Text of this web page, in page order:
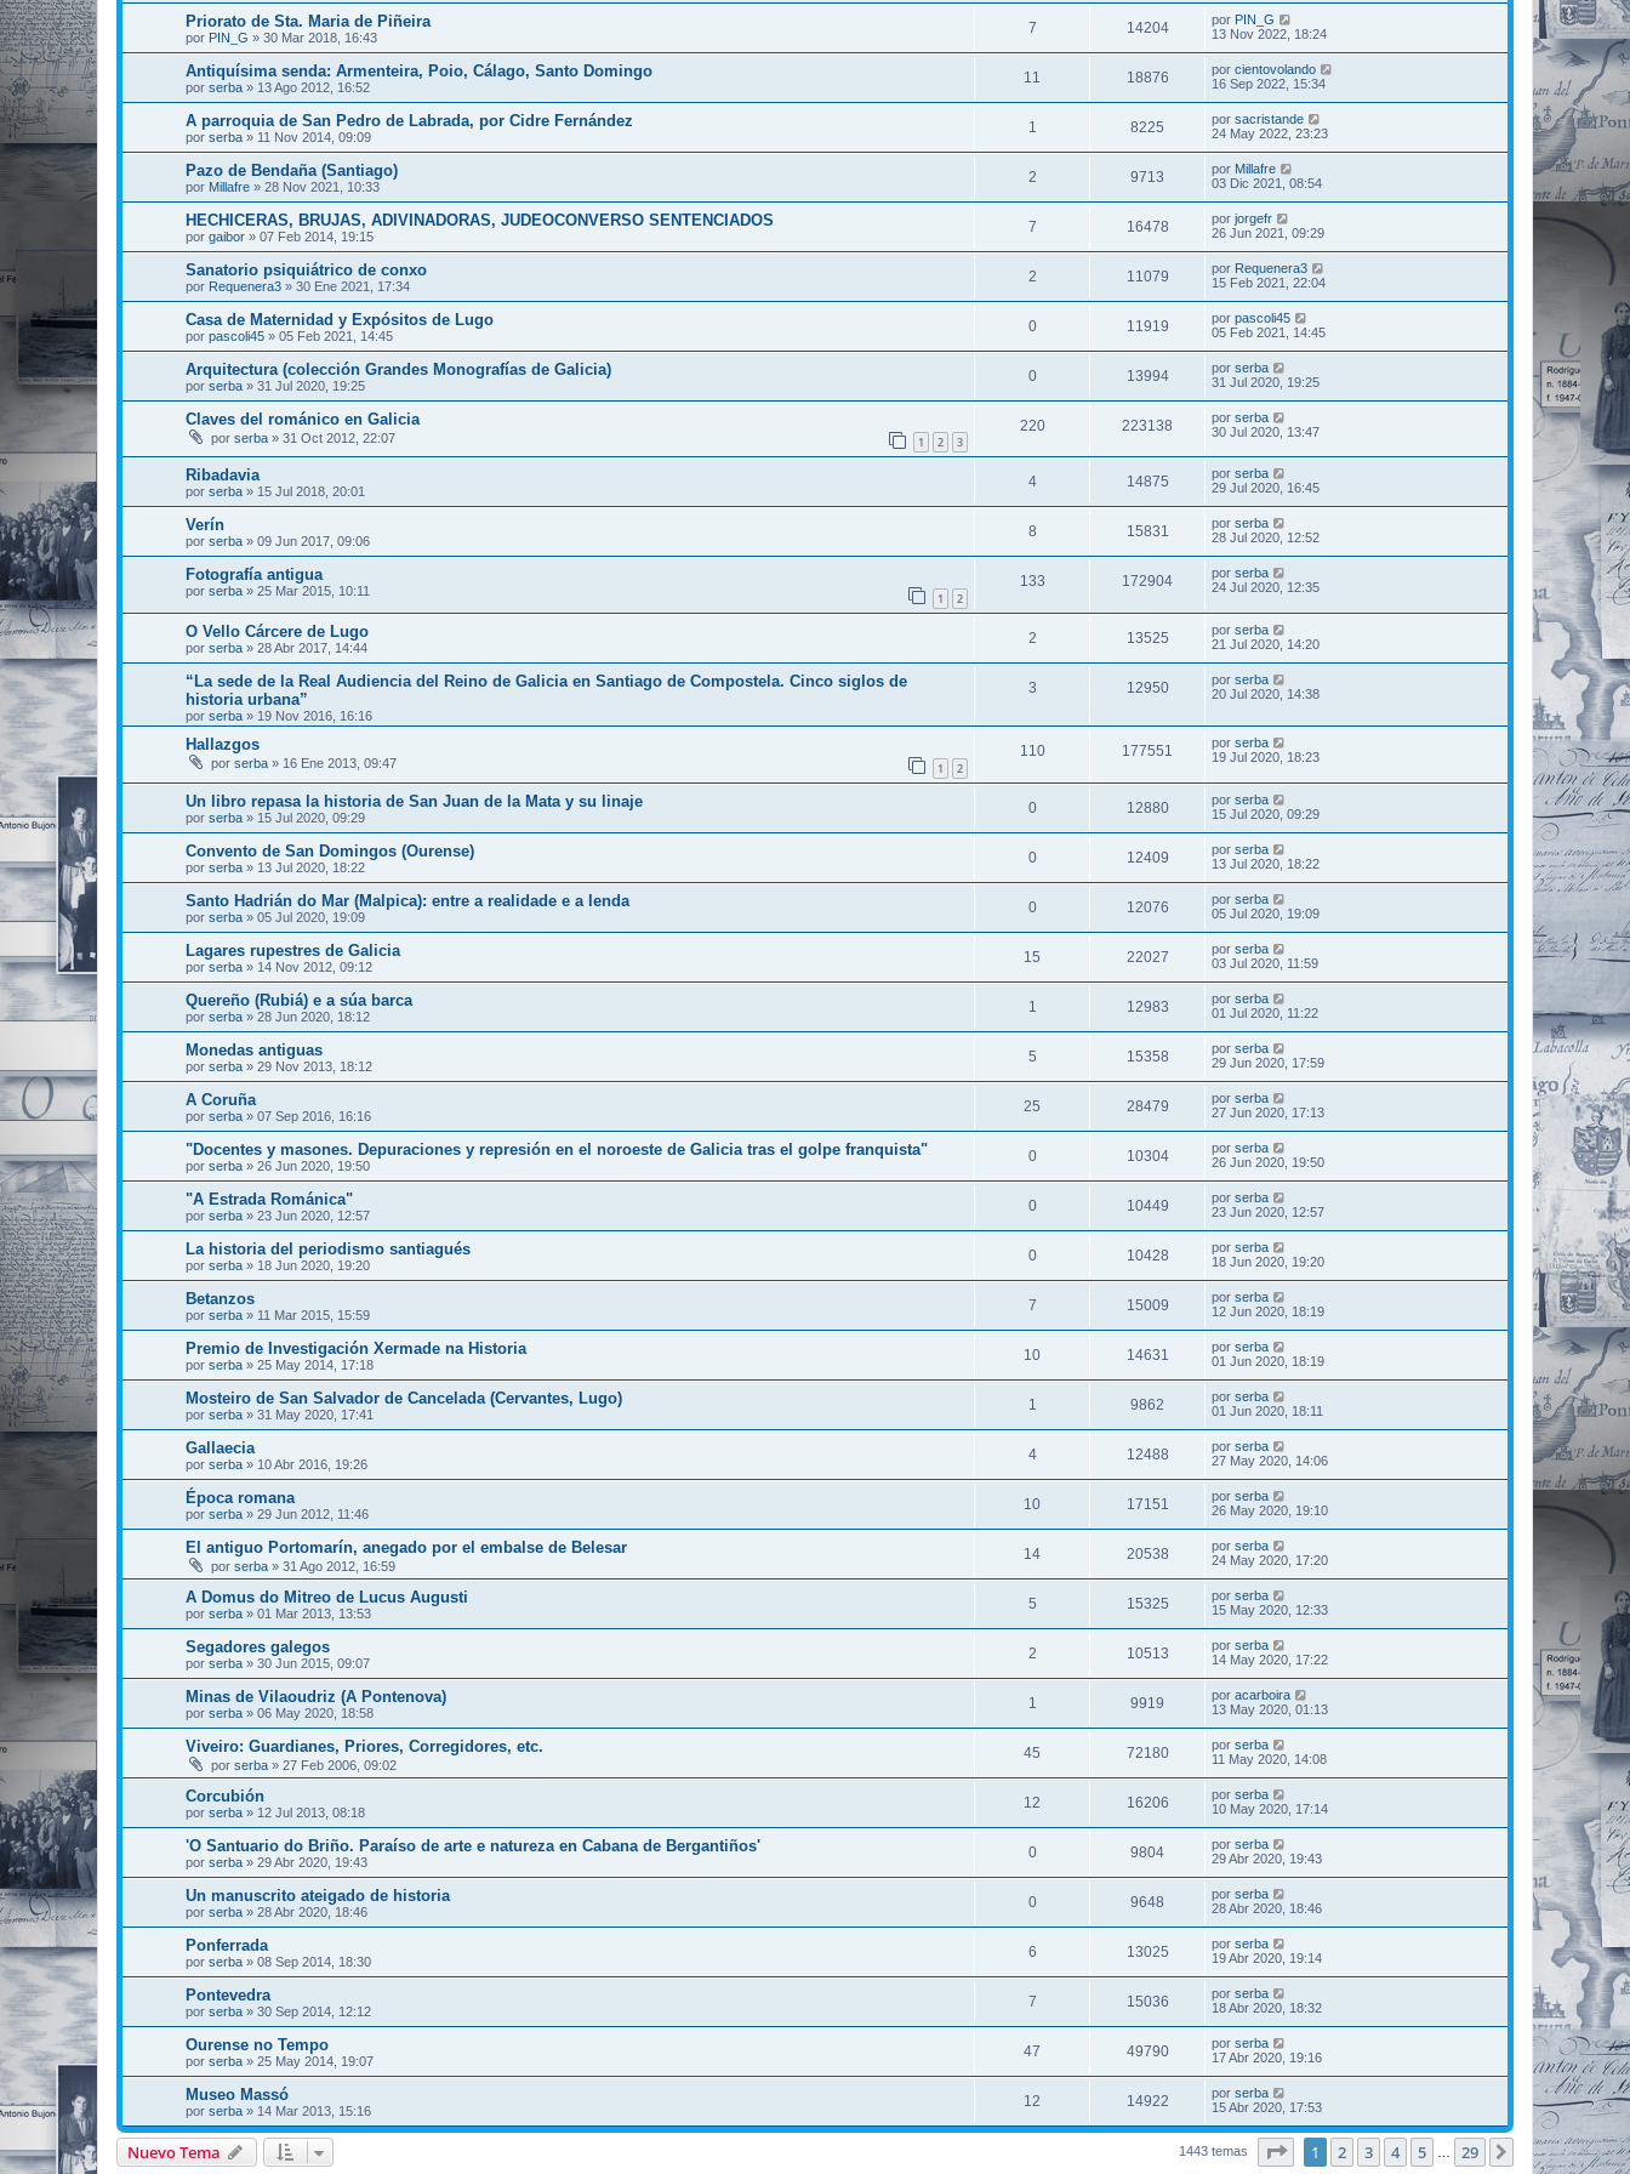
Priorato de Sta. Maria de Piñeira
por PIN_G » 30 Mar 2018, 16:43
7 14204 por PIN_G
13 Nov 2022, 18:24
Antiquísima senda: Armenteira, Poio, Cálago, Santo Domingo
por serba » 13 Ago 2012, 16:52
11 18876 por cientovolando
16 Sep 2022, 15:34
A parroquia de San Pedro de Labrada, por Cidre Fernández
por serba » 11 Nov 2014, 09:09
1 8225 por sacristande
24 May 2022, 23:23
Pazo de Bendaña (Santiago)
por Millafre » 28 Nov 2021, 10:33
2 9713 por Millafre
03 Dic 2021, 08:54
HECHICERAS, BRUJAS, ADIVINADORAS, JUDEOCONVERSO SENTENCIADOS
por gaibor » 07 Feb 2014, 19:15
7 16478 por jorgefr
26 Jun 2021, 09:29
Sanatorio psiquiátrico de conxo
por Requenera3 » 30 Ene 2021, 17:34
2 11079 por Requenera3
15 Feb 2021, 22:04
Casa de Maternidad y Expósitos de Lugo
por pascoli45 » 05 Feb 2021, 14:45
0 11919 por pascoli45
05 Feb 2021, 14:45
Arquitectura (colección Grandes Monografías de Galicia)
por serba » 31 Jul 2020, 19:25
0 13994 por serba
31 Jul 2020, 19:25
Claves del románico en Galicia
por serba » 31 Oct 2012, 22:07 1 2 3
220 223138 por serba
30 Jul 2020, 13:47
Ribadavia
por serba » 15 Jul 2018, 20:01
4 14875 por serba
29 Jul 2020, 16:45
Verín
por serba » 09 Jun 2017, 09:06
8 15831 por serba
28 Jul 2020, 12:52
Fotografía antigua
por serba » 25 Mar 2015, 10:11 1 2
133 172904 por serba
24 Jul 2020, 12:35
O Vello Cárcere de Lugo
por serba » 28 Abr 2017, 14:44
2 13525 por serba
21 Jul 2020, 14:20
“La sede de la Real Audiencia del Reino de Galicia en Santiago de Compostela. Cinco siglos de
historia urbana”
por serba » 19 Nov 2016, 16:16
3 12950 por serba
20 Jul 2020, 14:38
Hallazgos
por serba » 16 Ene 2013, 09:47 1 2
110 177551 por serba
19 Jul 2020, 18:23
Un libro repasa la historia de San Juan de la Mata y su linaje
por serba » 15 Jul 2020, 09:29
0 12880 por serba
15 Jul 2020, 09:29
Convento de San Domingos (Ourense)
por serba » 13 Jul 2020, 18:22
0 12409 por serba
13 Jul 2020, 18:22
Santo Hadrián do Mar (Malpica): entre a realidade e a lenda
por serba » 05 Jul 2020, 19:09
0 12076 por serba
05 Jul 2020, 19:09
Lagares rupestres de Galicia
por serba » 14 Nov 2012, 09:12
15 22027 por serba
03 Jul 2020, 11:59
Quereño (Rubiá) e a súa barca
por serba » 28 Jun 2020, 18:12
1 12983 por serba
01 Jul 2020, 11:22
Monedas antiguas
por serba » 29 Nov 2013, 18:12
5 15358 por serba
29 Jun 2020, 17:59
A Coruña
por serba » 07 Sep 2016, 16:16
25 28479 por serba
27 Jun 2020, 17:13
"Docentes y masones. Depuraciones y represión en el noroeste de Galicia tras el golpe franquista"
por serba » 26 Jun 2020, 19:50
0 10304 por serba
26 Jun 2020, 19:50
"A Estrada Románica"
por serba » 23 Jun 2020, 12:57
0 10449 por serba
23 Jun 2020, 12:57
La historia del periodismo santiagués
por serba » 18 Jun 2020, 19:20
0 10428 por serba
18 Jun 2020, 19:20
Betanzos
por serba » 11 Mar 2015, 15:59
7 15009 por serba
12 Jun 2020, 18:19
Premio de Investigación Xermade na Historia
por serba » 25 May 2014, 17:18
10 14631 por serba
01 Jun 2020, 18:19
Mosteiro de San Salvador de Cancelada (Cervantes, Lugo)
por serba » 31 May 2020, 17:41
1 9862 por serba
01 Jun 2020, 18:11
Gallaecia
por serba » 10 Abr 2016, 19:26
4 12488 por serba
27 May 2020, 14:06
Época romana
por serba » 29 Jun 2012, 11:46
10 17151 por serba
26 May 2020, 19:10
El antiguo Portomarín, anegado por el embalse de Belesar
por serba » 31 Ago 2012, 16:59
14 20538 por serba
24 May 2020, 17:20
A Domus do Mitreo de Lucus Augusti
por serba » 01 Mar 2013, 13:53
5 15325 por serba
15 May 2020, 12:33
Segadores galegos
por serba » 30 Jun 2015, 09:07
2 10513 por serba
14 May 2020, 17:22
Minas de Vilaoudriz (A Pontenova)
por serba » 06 May 2020, 18:58
1 9919 por acarboira
13 May 2020, 01:13
Viveiro: Guardianes, Priores, Corregidores, etc.
por serba » 27 Feb 2006, 09:02
45 72180 por serba
11 May 2020, 14:08
Corcubión
por serba » 12 Jul 2013, 08:18
12 16206 por serba
10 May 2020, 17:14
'O Santuario do Briño. Paraíso de arte e natureza en Cabana de Bergantiños'
por serba » 29 Abr 2020, 19:43
0 9804 por serba
29 Abr 2020, 19:43
Un manuscrito ateigado de historia
por serba » 28 Abr 2020, 18:46
0 9648 por serba
28 Abr 2020, 18:46
Ponferrada
por serba » 08 Sep 2014, 18:30
6 13025 por serba
19 Abr 2020, 19:14
Pontevedra
por serba » 30 Sep 2014, 12:12
7 15036 por serba
18 Abr 2020, 18:32
Ourense no Tempo
por serba » 25 May 2014, 19:07
47 49790 por serba
17 Abr 2020, 19:16
Museo Massó
por serba » 14 Mar 2013, 15:16
12 14922 por serba
15 Abr 2020, 17:53
Nuevo Tema 1443 temas Página1 de 29
1 2 3 4 5 29 Siguiente